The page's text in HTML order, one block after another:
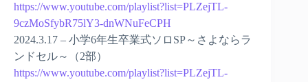
https://www.youtube.com/playlist?list=PLZejTL-
9czMoSfybR75lY3-dnWNuFeCPH
2024.3.17 – 小学6年生卒業式ソロSP～さよならラ
ンドセル～（2部）
https://www.youtube.com/playlist?list=PLZejTL-